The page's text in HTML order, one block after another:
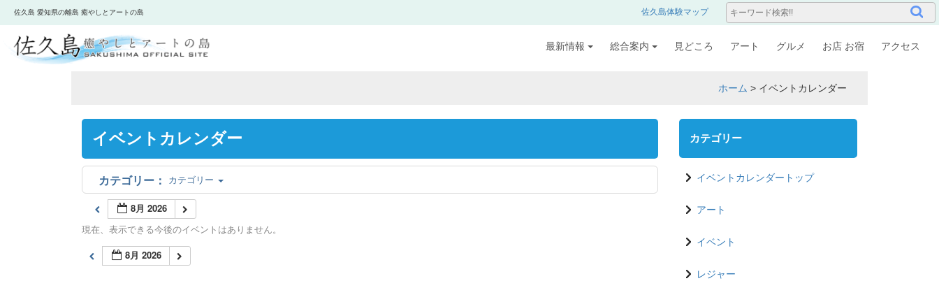
佐久島 愛知県の離島 癒やしとアートの島 佐久島体験マップ
最新情報 総合案内 見どころ アート グルメ お店 お宿 アクセス
ホーム > イベントカレンダー
イベントカレンダー
カテゴリー
8月 2026
現在、表示できる今後のイベントはありません。
8月 2026
カテゴリー
イベントカレンダートップ
アート
イベント
レジャー